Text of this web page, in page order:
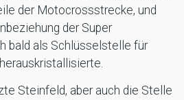
der Motocrossstrecke, und
der Super
bald als Schlüsselstelle für
Steinfeld, aber auch die Stelle